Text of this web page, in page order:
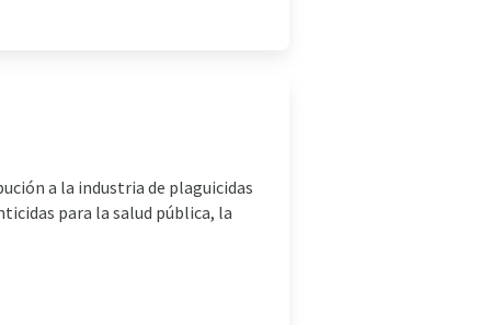
a la industria de plaguicidas
para la salud pública, la